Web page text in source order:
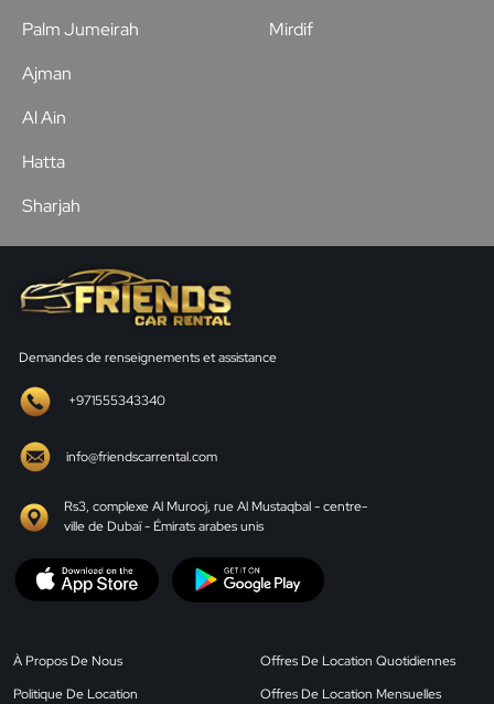
Palm Jumeirah
Mirdif
Ajman
Al Ain
Hatta
Sharjah
Demandes de renseignements et assistance
+971555343340
info@friendscarrental.com
Rs3, complexe Al Murooj, rue Al Mustaqbal - centre-
ville de Dubaï - Émirats arabes unis
À Propos De Nous
Politique De Location
Offres De Location Quotidiennes
Offres De Location Mensuelles